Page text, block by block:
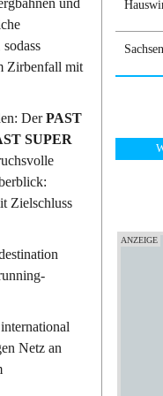
und
Zirbenfall mit
DerPAST
SUPER
Zielschluss
Netz an